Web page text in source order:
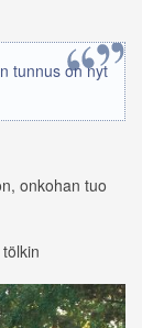
tunnus on nyt
onkohan tuo